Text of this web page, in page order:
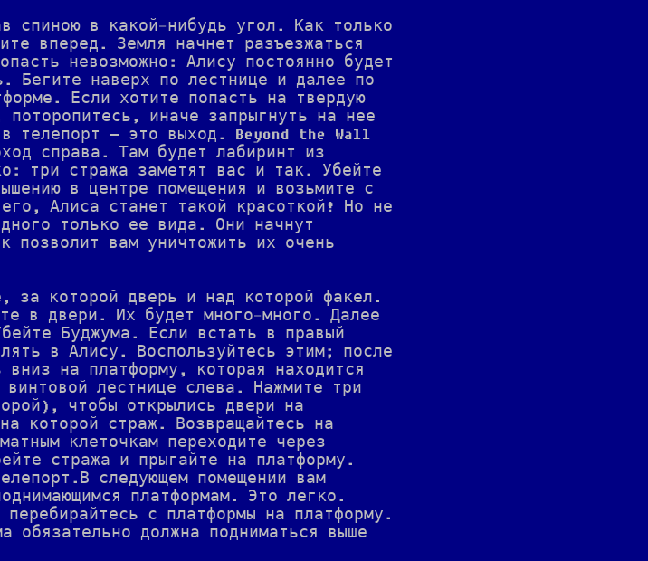
спиною в какой-нибудь угол. Как только
вперед. Земля начнет разъезжаться
невозможно: Алису постоянно будет
Бегите наверх по лестнице и далее по
Если хотите попасть на твердую
иначе запрыгнуть на нее
телепорт — это выход. Beyond the Wall
справа. Там будет лабиринт из
три стража заметят вас и так. Убейте
в центре помещения и возьмите с
Алиса станет такой красоткой! Но не
только ее вида. Они начнут
позволит вам уничтожить их очень
за которой дверь и над которой факел.
в двери. Их будет много-много. Далее
Буджума. Если встать в правый
в Алису. Воспользуйтесь этим; после
на платформу, которая находится
лестнице слева. Нажмите три
чтобы открылись двери на
которой страж. Возвращайтесь на
клеточкам переходите через
стража и прыгайте на платформу.
следующем помещении вам
платформам. Это легко.
с платформы на платформу.
обязательно должна подниматься выше